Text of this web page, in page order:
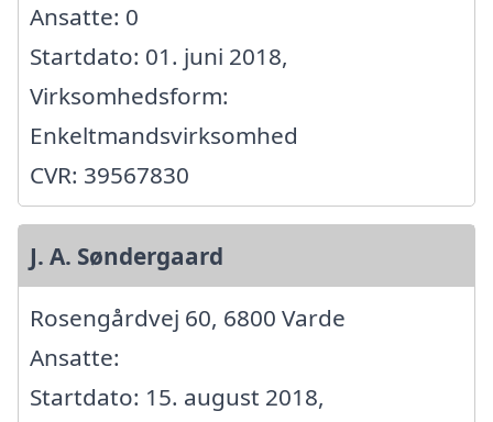
Ansatte: 0
Startdato: 01. juni 2018,
Virksomhedsform:
Enkeltmandsvirksomhed
CVR: 39567830
J. A. Søndergaard
Rosengårdvej 60, 6800 Varde
Ansatte:
Startdato: 15. august 2018,